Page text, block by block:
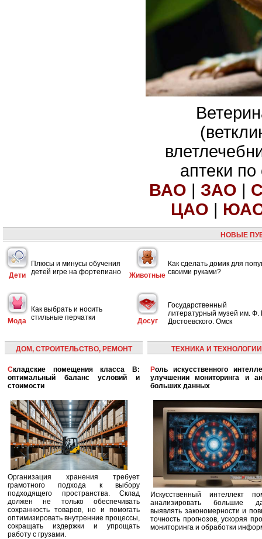
аптеки
ВАО | ЗАО |
ЦАО |
НОВЫЕ
Дети
Плюсы и минусы обучения
детей игре на фортепиано
Животные
Как сделать домик для
своими руками?
Мода
Как выбрать и носить
стильные перчатки
Досуг
Государственный
литературный музей им. Ф.
Достоевского. Омск
ДОМ, СТРОИТЕЛЬСТВО, РЕМОНТ
Складские помещения класса B:
оптимальный баланс условий и
стоимости
Организация хранения требует
грамотного подхода к выбору
подходящего пространства. Склад
должен не только обеспечивать
сохранность товаров, но и помогать
оптимизировать внутренние процессы,
сокращать издержки и упрощать
работу с грузами.
ТЕХНИКА И ТЕХНОЛОГИИ
Роль искусственного интеллекта в
улучшении мониторинга и
больших данных
Искусственный интеллект
анализировать большие
выявлять закономерности и
точность прогнозов, ускоряя
мониторинга и обработки